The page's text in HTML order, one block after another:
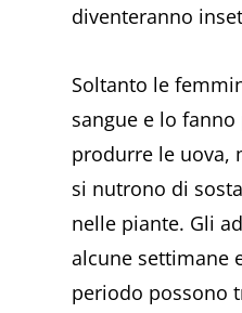
diventeranno
Soltanto le
sangue e lo
produrre le uova,
si nutrono di
nelle piante. Gli
alcune settimane
periodo possono